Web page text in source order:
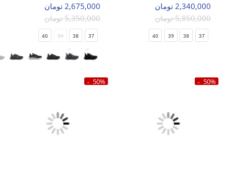
2,340,000 تومان
5,850,000 تومان
37
38
39
40
2,675,000 تومان
5,350,000 تومان
37
38
39
40
50%
50%